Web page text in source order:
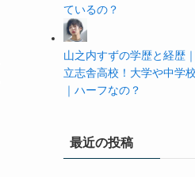
ているの？
山之内すずの学歴と経歴
立志舎高校！大学や中学
｜ハーフなの？
最近の投稿